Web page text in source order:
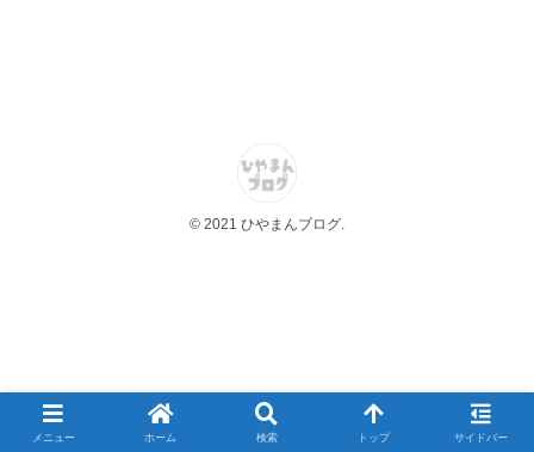
© 2021 ひやまんブログ.
メニュー ホーム 検索 トップ サイドバー